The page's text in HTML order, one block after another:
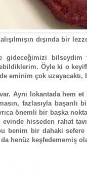
dışında bir
bilseydim
Öyle ki o
çok uzayacaktı,
Aynı lokantada hem
fazlasıyla
önemli bir başka
hisseden rahat
benim bir dahaki
henüz keşfedememiş